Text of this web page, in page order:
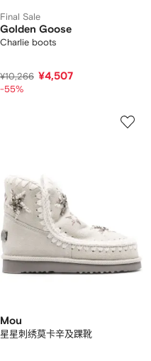
Final Sale
Golden Goose
Charlie boots
¥10,266 ¥4,507
-55%
Mou
星星刺绣莫卡辛及踝靴